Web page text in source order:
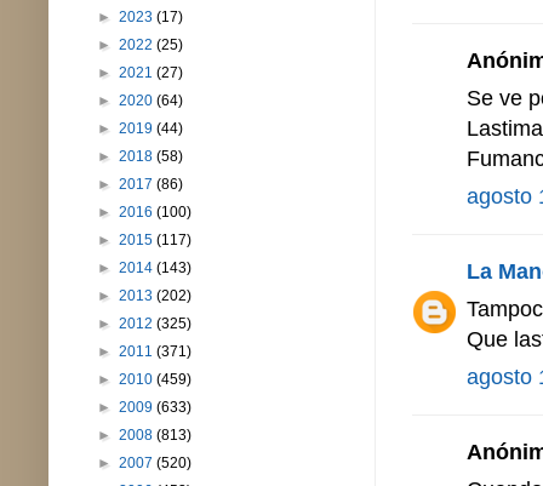
Se ve
agosto
La
Que
agosto
► 2023 (17)
► 2022 (25)
► 2021 (27)
► 2020 (64)
► 2019 (44)
► 2018 (58)
► 2017 (86)
► 2016 (100)
► 2015 (117)
► 2014 (143)
► 2013 (202)
► 2012 (325)
► 2011 (371)
► 2010 (459)
► 2009 (633)
► 2008 (813)
► 2007 (520)